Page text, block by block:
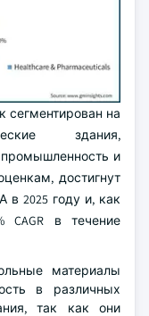
сегментирован на
здания,
и
достигнут
2025 году и, как
CAGR в течение
материалы
в различных
так как они